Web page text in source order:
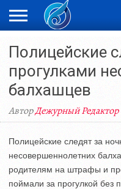
ЖАҢАЛЫҚТАР
НОВОСТИ
ВИДЕО
ФОТОРЕПОРТАЖИ
ОРКЕН
Полицейские
прогулками
балхашцев
АвторДежурный Редактор
Полицейские следят за
несовершеннолетних
родителям на штрафы и
поймали за прогулкой без